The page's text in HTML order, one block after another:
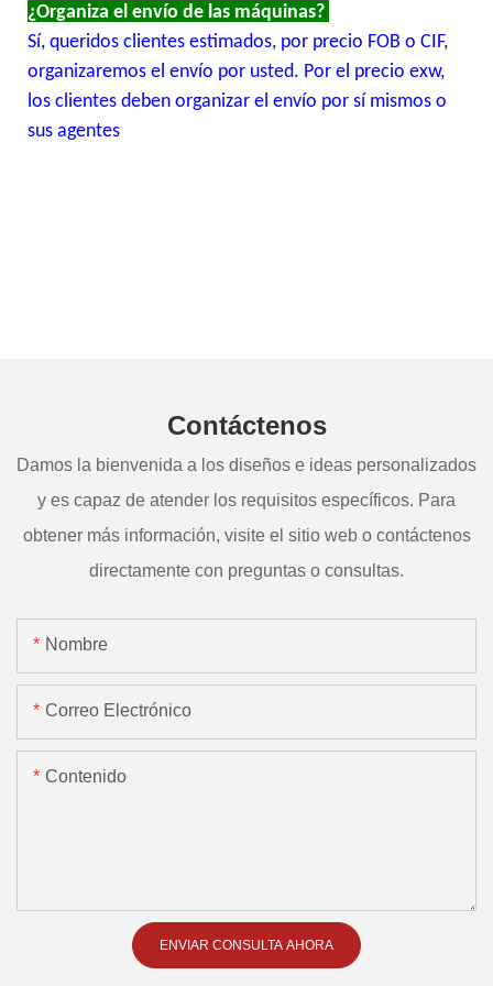
¿Organiza el envío de las máquinas?
Sí, queridos clientes estimados, por precio FOB o CIF,
organizaremos el envío por usted. Por el precio exw,
los clientes deben organizar el envío por sí mismos o
sus agentes
Contáctenos
Damos la bienvenida a los diseños e ideas personalizados
y es capaz de atender los requisitos específicos. Para
obtener más información, visite el sitio web o contáctenos
directamente con preguntas o consultas.
Nombre
Correo Electrónico
Contenido
ENVIAR CONSULTA AHORA